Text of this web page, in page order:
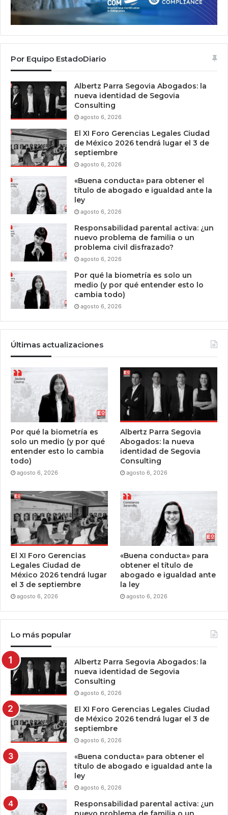
Por Equipo EstadoDiario
Albertz Parra Segovia Abogados: la
nueva identidad de Segovia
Consulting
agosto 6, 2026
El XI Foro Gerencias Legales Ciudad
de México 2026 tendrá lugar el 3 de
septiembre
agosto 6, 2026
«Buena conducta» para obtener el
título de abogado e igualdad ante la
ley
agosto 6, 2026
Responsabilidad parental activa: ¿un
nuevo problema de familia o un
problema civil disfrazado?
agosto 6, 2026
Por qué la biometría es solo un
medio (y por qué entender esto lo
cambia todo)
agosto 6, 2026
Últimas actualizaciones
Por qué la biometría es
solo un medio (y por qué
entender esto lo cambia
todo)
agosto 6, 2026
Albertz Parra Segovia
Abogados: la nueva
identidad de Segovia
Consulting
agosto 6, 2026
El XI Foro Gerencias
Legales Ciudad de
México 2026 tendrá lugar
el 3 de septiembre
agosto 6, 2026
«Buena conducta» para
obtener el título de
abogado e igualdad ante
la ley
agosto 6, 2026
Lo más popular
Albertz Parra Segovia Abogados: la
nueva identidad de Segovia
Consulting
agosto 6, 2026
El XI Foro Gerencias Legales Ciudad
de México 2026 tendrá lugar el 3 de
septiembre
agosto 6, 2026
«Buena conducta» para obtener el
título de abogado e igualdad ante la
ley
agosto 6, 2026
Responsabilidad parental activa: ¿un